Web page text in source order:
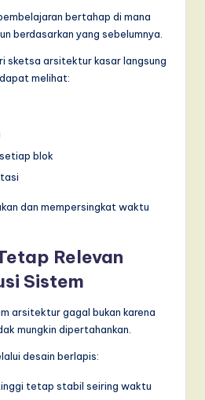
bertahap di mana
berdasarkan yang sebelumnya.
sketsa arsitektur kasar langsung
melihat:
blok
dan mempersingkat waktu
Relevan
Sistem
arsitektur gagal bukan karena
mungkin dipertahankan.
desain berlapis:
tetap stabil seiring waktu